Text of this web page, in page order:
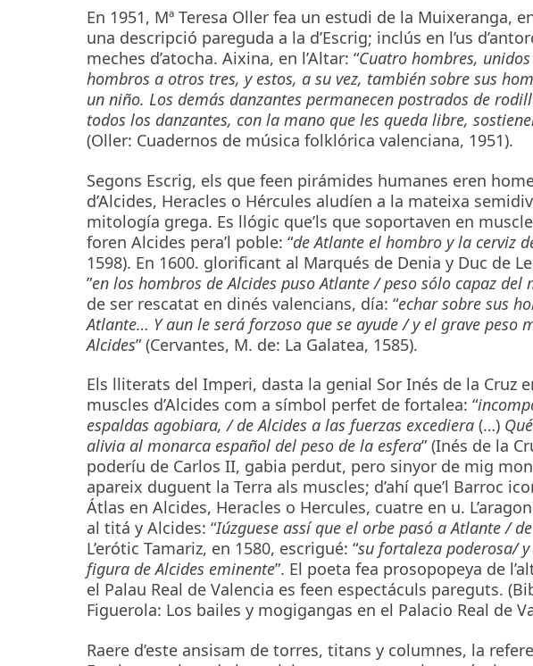
En 1951, Mª Teresa Oller fea un estudi de la Muixeranga,
una descripció pareguda a la d’Escrig; inclús en l’us
meches d’atocha. Aixina, en l’Altar: “Cuatro hombres,
hombros a otros tres, y estos, a su vez, también sobre sus
un niño. Los demás danzantes permanecen postrados de
todos los danzantes, con la mano que les queda libre,
(Oller: Cuadernos de música folklórica valenciana, 1951).
Segons Escrig, els que feen pirámides humanes eren
d’Alcides, Heracles o Hércules aludíen a la mateixa
mitología grega. Es llógic que’ls que soportaven en
foren Alcides pera’l poble: “de Atlante el hombro y la cerviz
1598). En 1600. glorificant al Marqués de Denia y Duc de
”en los hombros de Alcides puso Atlante / peso sólo capaz del
de ser rescatat en dinés valencians, día: “echar sobre sus
Atlante… Y aun le será forzoso que se ayude / y el grave peso
Alcides” (Cervantes, M. de: La Galatea, 1585).
Els lliterats del Imperi, dasta la genial Sor Inés de la Cruz
muscles d’Alcides com a símbol perfet de fortalea: “
espaldas agobiara, / de Alcides a las fuerzas excediera (…)
alivia al monarca español del peso de la esfera” (Inés de la
poderíu de Carlos II, gabia perdut, pero sinyor de mig
apareix duguent la Terra als muscles; d’ahí que’l Barroc
Átlas en Alcides, Heracles o Hercules, cuatre en u.
al titá y Alcides: “Iúzguese assí que el orbe pasó a Atlante /
L’erótic Tamariz, en 1580, escrigué: “su fortaleza poderosa/
figura de Alcides eminente”. El poeta fea prosopopeya de
el Palau Real de Valencia es feen espectáculs pareguts.
Figuerola: Los bailes y mogigangas en el Palacio Real de
Raere d’este ansisam de torres, titans y columnes, la